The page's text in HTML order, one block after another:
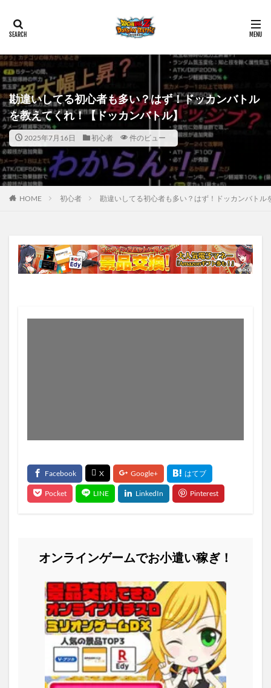
勘違いしてる初心者も多い？はず！ドッカンバトル
を教えてくれ！【ドッカンバトル】
2025年7月16日 初心者 件のビュー
HOME 初心者 勘違いしてる初心者も多い？はず！ドッカンバトル
オンラインゲームでお小遣い稼ぎ！